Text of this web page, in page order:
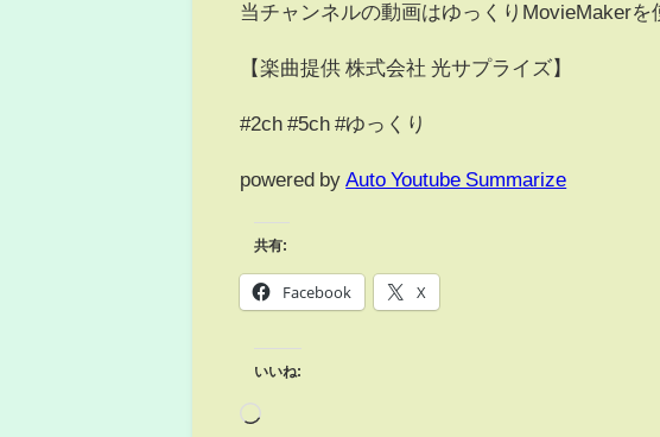
当チャンネルの動画はゆっくりMovieMakerを
【楽曲提供 株式会社 光サプライズ】
#2ch #5ch #ゆっくり
powered by Auto Youtube Summarize
共有:
Facebook X
いいね: